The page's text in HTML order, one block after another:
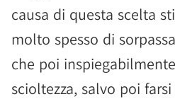
causa di questa scelta
molto spesso di
che poi
scioltezza, salvo poi